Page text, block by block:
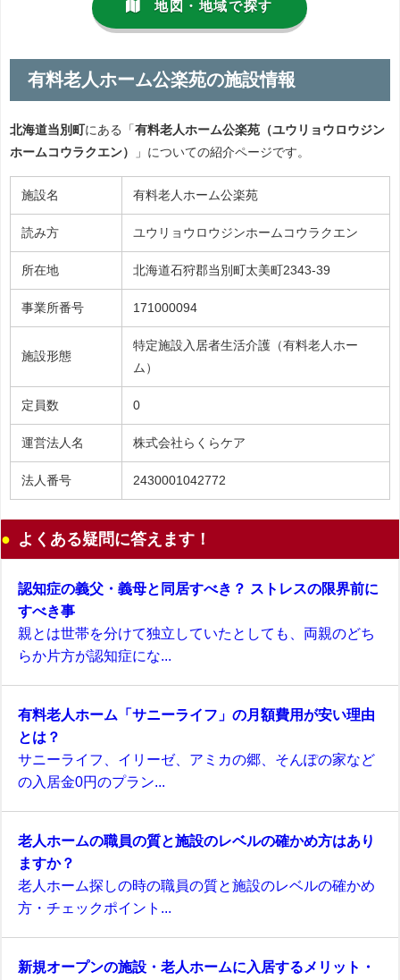
地図・地域で探す
有料老人ホーム公楽苑の施設情報
北海道当別町にある「有料老人ホーム公楽苑（ユウリョウロウジン
ホームコウラクエン）
」についての紹介ページです。
施設名 有料老人ホーム公楽苑
読み方 ユウリョウロウジンホームコウラクエン
所在地 北海道石狩郡当別町太美町2343-39
事業所番号 171000094
施設形態
特定施設入居者生活介護（有料老人ホー
ム）
定員数 0
運営法人名 株式会社らくらケア
法人番号 2430001042772
よくある疑問に答えます！
認知症の義父・義母と同居すべき？ ストレスの限界前に
すべき事
親とは世帯を分けて独立していたとしても、両親のどち
らか片方が認知症にな...
有料老人ホーム「サニーライフ」の月額費用が安い理由
とは？
サニーライフ、イリーゼ、アミカの郷、そんぽの家など
の入居金0円のプラン...
老人ホームの職員の質と施設のレベルの確かめ方はあり
ますか？
老人ホーム探しの時の職員の質と施設のレベルの確かめ
方・チェックポイント...
新規オープンの施設・老人ホームに入居するメリット・